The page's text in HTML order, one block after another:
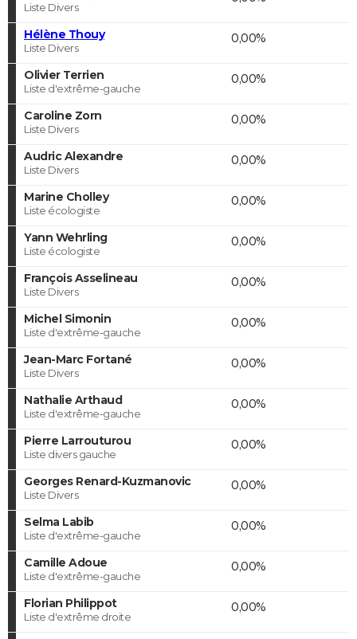
Liste Divers
Hélène Thouy
Liste Divers
0,00%
Olivier Terrien
Liste d'extrême-gauche
0,00%
Caroline Zorn
Liste Divers
0,00%
Audric Alexandre
Liste Divers
0,00%
Marine Cholley
Liste écologiste
0,00%
Yann Wehrling
Liste écologiste
0,00%
François Asselineau
Liste Divers
0,00%
Michel Simonin
Liste d'extrême-gauche
0,00%
Jean-Marc Fortané
Liste Divers
0,00%
Nathalie Arthaud
Liste d'extrême-gauche
0,00%
Pierre Larrouturou
Liste divers gauche
0,00%
Georges Renard-Kuzmanovic
Liste Divers
0,00%
Selma Labib
Liste d'extrême-gauche
0,00%
Camille Adoue
Liste d'extrême-gauche
0,00%
Florian Philippot
Liste d'extrême droite
0,00%